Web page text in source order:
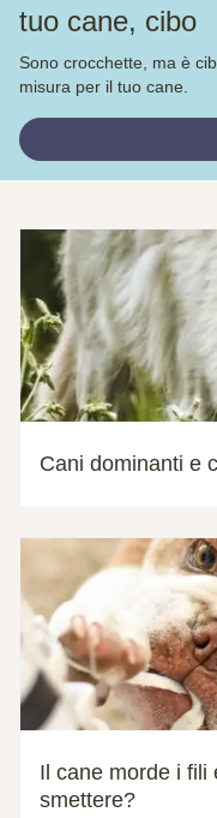
tuo cane, cibo
Sono crocchette, ma è
misura per il tuo cane.
Cani dominanti e
Il cane morde i fili
smettere?